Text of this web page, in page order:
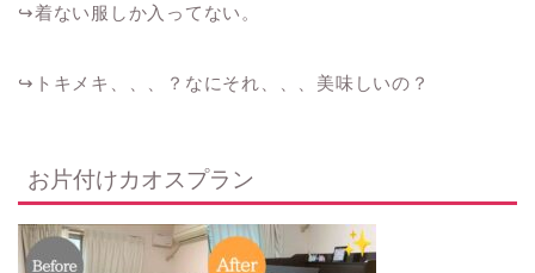
↪︎着ない服しか入ってない。
↪︎ トキメキ、、、？なにそれ、、、美味しいの？
お片付けカオスプラン